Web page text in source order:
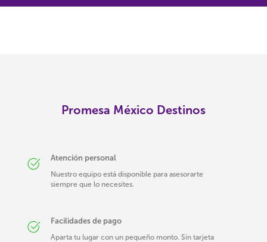
Promesa México Destinos
Atención personal
Nuestro equipo está disponible para asesorarte
siempre que lo necesites.
Facilidades de pago
Aparta tu lugar con un pequeño monto. Sin tarjeta